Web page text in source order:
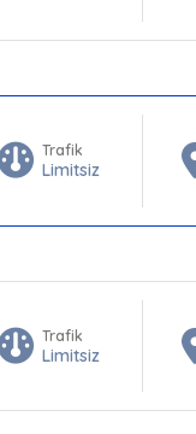
Trafik
Limitsiz
Trafik
Limitsiz